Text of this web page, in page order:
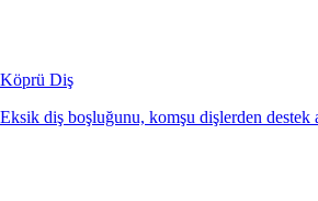
Köprü Diş
Eksik diş boşluğunu, komşu dişlerden destek